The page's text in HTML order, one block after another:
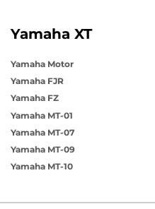
Yamaha XT
Yamaha Motor
Yamaha FJR
Yamaha FZ
Yamaha MT-01
Yamaha MT-07
Yamaha MT-09
Yamaha MT-10